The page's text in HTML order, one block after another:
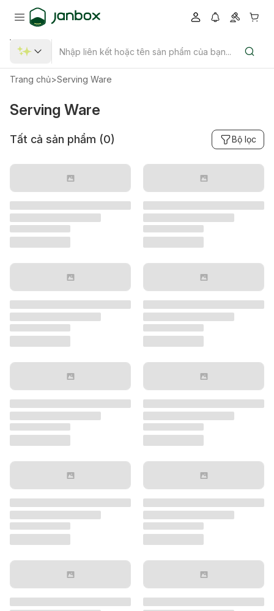
Trang chủ>Serving Ware
Serving Ware
Tất cả sản phẩm (0) Bộ lọc